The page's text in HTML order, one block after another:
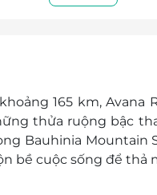
Pool Bar
trong phòng
Pool Bar
kidclub, khu vui chơi
có
165 km,
thửa ruộng bậc
Bauhinia Mountain
bề cuộc sống để thả